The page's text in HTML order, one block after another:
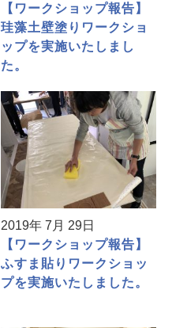
【ワークショップ報告】
珪藻土壁塗りワークショ
ップを実施いたしまし
た。
2019年 7月 29日
【ワークショップ報告】
ふすま貼りワークショッ
プを実施いたしました。